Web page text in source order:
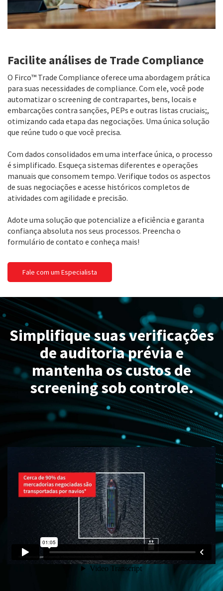
Facilite análises de Trade Compliance
O Firco™ Trade Compliance oferece uma abordagem prática
para suas necessidades de compliance. Com ele, você pode
automatizar o screening de contrapartes, bens, locais e
embarcações contra sanções, PEPs e outras listas cruciais;,
otimizando cada etapa das negociações. Uma única solução
que reúne tudo o que você precisa.
Com dados consolidados em uma interface única, o processo
é simplificado. Esqueça sistemas diferentes e operações
manuais que consomem tempo. Verifique todos os aspectos
de suas negociações e acesse históricos completos de
atividades com agilidade e precisão.
Adote uma solução que potencialize a eficiência e garanta
confiança absoluta nos seus processos. Preencha o
formulário de contato e conheça mais!
Fale com um Especialista
Simplifique suas verificações
de auditoria prévia e
mantenha os custos de
screening sob controle.